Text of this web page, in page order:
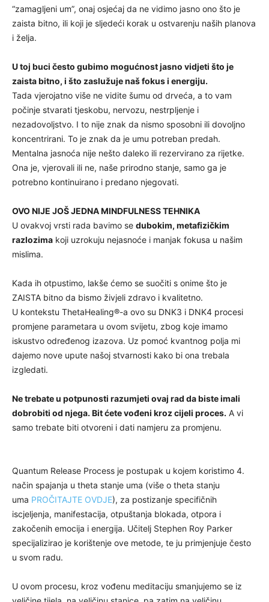
“zamagljeni um”, onaj osjećaj da ne vidimo jasno ono što je
zaista bitno, ili koji je sljedeći korak u ostvarenju naših planova
i želja.
U toj buci često gubimo mogućnost jasno vidjeti što je
zaista bitno, i što zaslužuje naš fokus i energiju.
Tada vjerojatno više ne vidite šumu od drveća, a to vam
počinje stvarati tjeskobu, nervozu, nestrpljenje i
nezadovoljstvo. I to nije znak da nismo sposobni ili dovoljno
koncentrirani. To je znak da je umu potreban predah.
Mentalna jasnoća nije nešto daleko ili rezervirano za rijetke.
Ona je, vjerovali ili ne, naše prirodno stanje, samo ga je
potrebno kontinuirano i predano njegovati.
OVO NIJE JOŠ JEDNA MINDFULNESS TEHNIKA
U ovakvoj vrsti rada bavimo se dubokim, metafizičkim
razlozima koji uzrokuju nejasnoće i manjak fokusa u našim
mislima.
Kada ih otpustimo, lakše ćemo se suočiti s onime što je
ZAISTA bitno da bismo živjeli zdravo i kvalitetno.
U kontekstu ThetaHealing®-a ovo su DNK3 i DNK4 procesi
promjene parametara u ovom svijetu, zbog koje imamo
iskustvo određenog izazova. Uz pomoć kvantnog polja mi
dajemo nove upute našoj stvarnosti kako bi ona trebala
izgledati.
Ne trebate u potpunosti razumjeti ovaj rad da biste imali
dobrobiti od njega. Bit ćete vođeni kroz cijeli proces. A vi
samo trebate biti otvoreni i dati namjeru za promjenu.
Quantum Release Process je postupak u kojem koristimo 4.
način spajanja u theta stanje uma (više o theta stanju
uma PROČITAJTE OVDJE), za postizanje specifičnih
iscjeljenja, manifestacija, otpuštanja blokada, otpora i
zakočenih emocija i energija. Učitelj Stephen Roy Parker
specijalizirao je korištenje ove metode, te ju primjenjuje često
u svom radu.
U ovom procesu, kroz vođenu meditaciju smanjujemo se iz